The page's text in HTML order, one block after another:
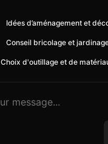
Idées d’aménagement et
Conseil bricolage et
Choix d'outillage et de